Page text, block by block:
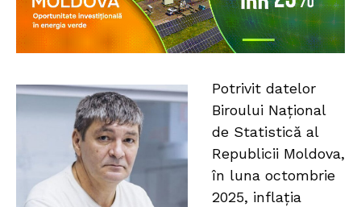
Potrivit datelor
Biroului Național
de Statistică al
Republicii Moldova,
în luna octombrie
2025, inflația